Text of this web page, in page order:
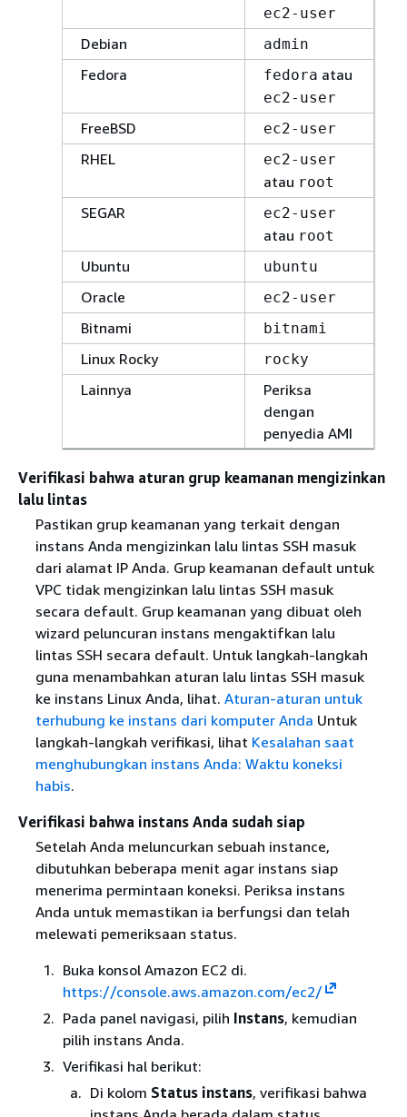
ec2-user
Debian admin
Fedora fedora atau
ec2-user
FreeBSD ec2-user
RHEL ec2-user
atau root
SEGAR ec2-user
atau root
Ubuntu ubuntu
Oracle ec2-user
Bitnami bitnami
Linux Rocky rocky
Lainnya
Periksa
dengan
penyedia AMI
Verifikasi bahwa aturan grup keamanan mengizinkan
lalu lintas
Pastikan grup keamanan yang terkait dengan
instans Anda mengizinkan lalu lintas SSH masuk
dari alamat IP Anda. Grup keamanan default untuk
VPC tidak mengizinkan lalu lintas SSH masuk
secara default. Grup keamanan yang dibuat oleh
wizard peluncuran instans mengaktifkan lalu
lintas SSH secara default. Untuk langkah-langkah
guna menambahkan aturan lalu lintas SSH masuk
ke instans Linux Anda, lihat. Aturan-aturan untuk
terhubung ke instans dari komputer Anda Untuk
langkah-langkah verifikasi, lihat Kesalahan saat
menghubungkan instans Anda: Waktu koneksi
habis.
Verifikasi bahwa instans Anda sudah siap
Setelah Anda meluncurkan sebuah instance,
dibutuhkan beberapa menit agar instans siap
menerima permintaan koneksi. Periksa instans
Anda untuk memastikan ia berfungsi dan telah
melewati pemeriksaan status.
Buka konsol Amazon EC2 di.
https://console.aws.amazon.com/ec2/
Pada panel navigasi, pilih Instans, kemudian
pilih instans Anda.
Verifikasi hal berikut:
Di kolom Status instans, verifikasi bahwa